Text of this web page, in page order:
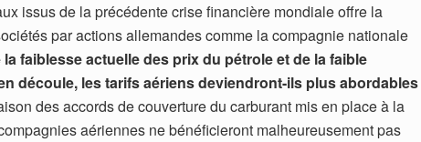
issus de la précédente crise financière mondiale offre la
par actions allemandes comme la compagnie nationale
faiblesse actuelle des prix du pétrole et de la faible
découle, les tarifs aériens deviendront-ils plus abordables
des accords de couverture du carburant mis en place à la
aériennes ne bénéficieront malheureusement pas